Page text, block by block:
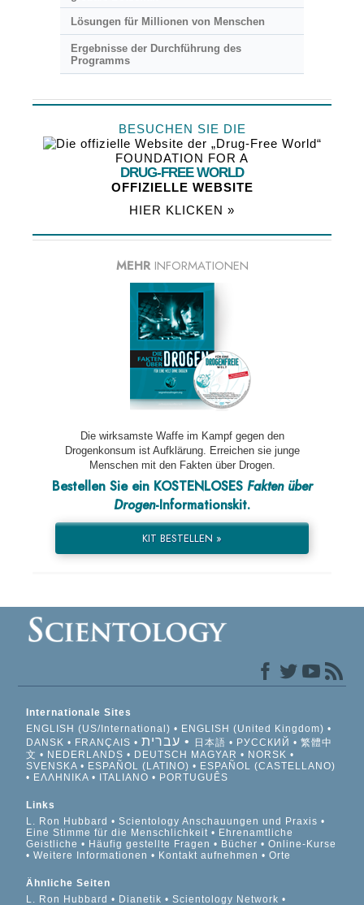
Lösungen für Millionen von Menschen
Ergebnisse der Durchführung des
Programms
BESUCHEN SIE DIE
FOUNDATION FOR A
DRUG-FREE WORLD
OFFIZIELLE WEBSITE
HIER KLICKEN »
MEHR INFORMATIONEN
Die wirksamste Waffe im Kampf gegen den
Drogenkonsum ist Aufklärung. Erreichen sie junge
Menschen mit den Fakten über Drogen.
Bestellen Sie ein KOSTENLOSES Fakten über
Drogen-Informationskit.
KIT BESTELLEN »
Internationale Sites
ENGLISH (US/International)
ENGLISH (United Kingdom)
DANSK
FRANÇAIS עברית 日本語 РУССКИЙ
繁體中
文
NEDERLANDS DEUTSCH MAGYAR
NORSK
SVENSKA
ESPAÑOL (LATINO)
ESPAÑOL (CASTELLANO)
ΕΛΛΗΝΙΚA
ITALIANO PORTUGUÊS
Links
L. Ron Hubbard
Scientology Anschauungen und Praxis
Eine Stimme für die Menschlichkeit
Ehrenamtliche
Geistliche
Häufig gestellte Fragen Bücher
Online-Kurse
Weitere Informationen
Kontakt aufnehmen Orte
Ähnliche Seiten
L. Ron Hubbard
Dianetik
Scientology Network